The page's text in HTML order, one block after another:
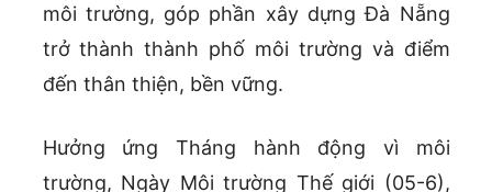
môi trường, góp phần xây dựng Đà Nẵng
trở thành thành phố môi trường và điểm
đến thân thiện, bền vững.
Hưởng ứng Tháng hành động vì môi
trường, Ngày Môi trường Thế giới (05-6),